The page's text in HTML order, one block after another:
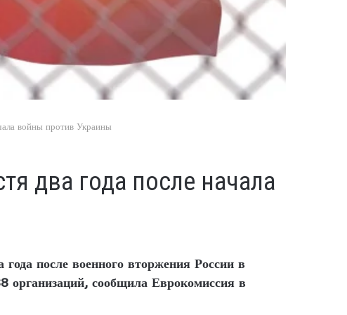
войны против Украины
два года после начала
после военного вторжения России в
организаций, сообщила Еврокомиссия в